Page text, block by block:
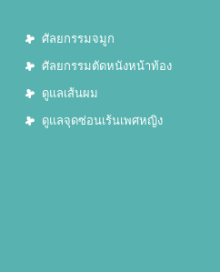
ศัลยกรรมจมูก
ศัลยกรรมตัดหนังหน้าท้อง
ดูแลเส้นผม
ดูแลจุดซ่อนเร้นเพศหญิง